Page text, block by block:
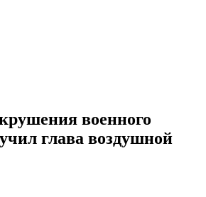
военного
глава воздушной